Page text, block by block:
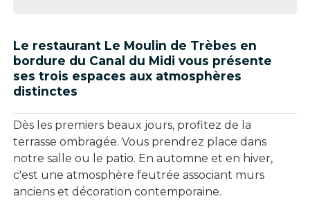
Le restaurant Le Moulin de Trèbes en
bordure du Canal du Midi vous présente
ses trois espaces aux atmosphères
distinctes
Dès les premiers beaux jours, profitez de la
terrasse ombragée. Vous prendrez place dans
notre salle ou le patio. En automne et en hiver,
c'est une atmosphère feutrée associant murs
anciens et décoration contemporaine.